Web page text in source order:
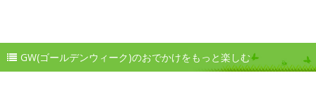
GW(ゴールデンウィーク)のおでかけをもっと楽しむ